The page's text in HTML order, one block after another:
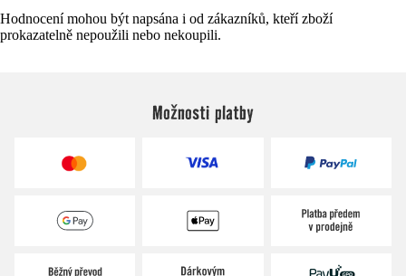
Hodnocení mohou být napsána i od zákazníků, kteří zboží
prokazatelně nepoužili nebo nekoupili.
Možnosti platby